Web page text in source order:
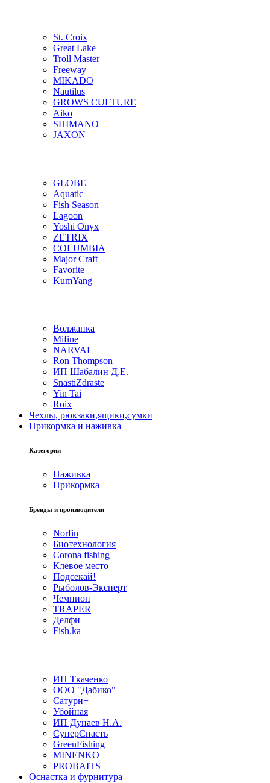
St. Croix
Great Lake
Troll Master
Freeway
MIKADO
Nautilus
GROWS CULTURE
Aiko
SHIMANO
JAXON
GLOBE
Aquatic
Fish Season
Lagoon
Yoshi Onyx
ZETRIX
COLUMBIA
Major Craft
Favorite
KumYang
Волжанка
Mifine
NARVAL
Ron Thompson
ИП Шабалин Д.Е.
SnastiZdraste
Yin Tai
Roix
Чехлы, рюкзаки,ящики,сумки
Прикормка и наживка
Категории
Наживка
Прикормка
Бренды и производители
Norfin
Биотехнология
Corona fishing
Клевое место
Подсекай!
Рыболов-Эксперт
Чемпион
TRAPER
Делфи
Fish.ka
ИП Ткаченко
ООО "Дабико"
Сатурн+
Убойная
ИП Дунаев Н.А.
СуперСнасть
GreenFishing
MINENKO
PROBAITS
Оснастка и фурнитура